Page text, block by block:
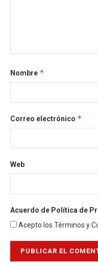
Nombre *
Correo electrónico *
Web
Acuerdo de Política de
Acepto los Términos y